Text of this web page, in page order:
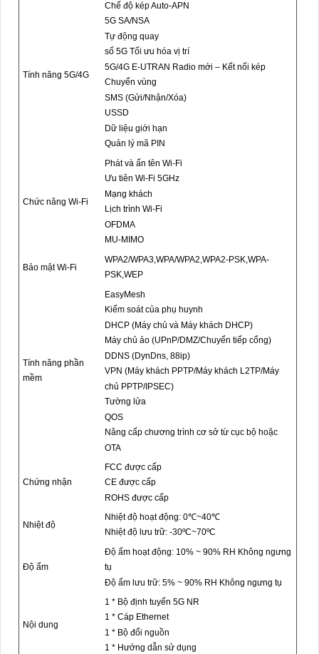
Tính năng 5G/4G
Chế độ kép Auto-APN
5G SA/NSA
Tự động quay
số 5G Tối ưu hóa vị trí
5G/4G E-UTRAN Radio mới – Kết nối kép
Chuyển vùng
SMS (Gửi/Nhận/Xóa)
USSD
Dữ liệu giới hạn
Quản lý mã PIN
Chức năng Wi-Fi
Phát và ẩn tên Wi-Fi
Ưu tiên Wi-Fi 5GHz
Mạng khách
Lịch trình Wi-Fi
OFDMA
MU-MIMO
Bảo mật Wi-Fi
WPA2/WPA3,WPA/WPA2,WPA2-PSK,WPA-
PSK,WEP
Tính năng phần
mềm
EasyMesh
Kiểm soát của phụ huynh
DHCP (Máy chủ và Máy khách DHCP)
Máy chủ ảo (UPnP/DMZ/Chuyển tiếp cổng)
DDNS (DynDns, 88ip)
VPN (Máy khách PPTP/Máy khách L2TP/Máy
chủ PPTP/IPSEC)
Tường lửa
QOS
Nâng cấp chương trình cơ sở từ cục bộ hoặc
OTA
Chứng nhận
FCC được cấp
CE được cấp
ROHS được cấp
Nhiệt độ
Nhiệt độ hoạt động: 0℃~40℃
Nhiệt độ lưu trữ: -30ºC~70ºC
Độ ẩm
Độ ẩm hoạt động: 10% ~ 90% RH Không ngưng
tụ
Độ ẩm lưu trữ: 5% ~ 90% RH Không ngưng tụ
Nội dung
1 * Bộ định tuyến 5G NR
1 * Cáp Ethernet
1 * Bộ đổi nguồn
1 * Hướng dẫn sử dụng